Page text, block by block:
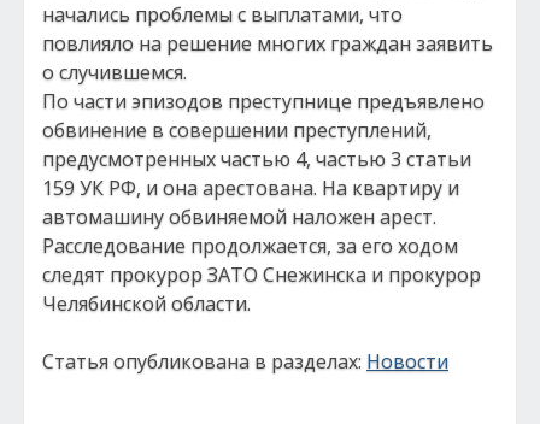
начались проблемы с выплатами, что
повлияло на решение многих граждан заявить
о случившемся.
По части эпизодов преступнице предъявлено
обвинение в совершении преступлений,
предусмотренных частью 4, частью 3 статьи
159 УК РФ, и она арестована. На квартиру и
автомашину обвиняемой наложен арест.
Расследование продолжается, за его ходом
следят прокурор ЗАТО Снежинска и прокурор
Челябинской области.
Статья опубликована в разделах: Новости